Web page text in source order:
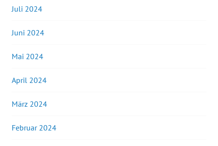
Juli 2024
Juni 2024
Mai 2024
April 2024
März 2024
Februar 2024